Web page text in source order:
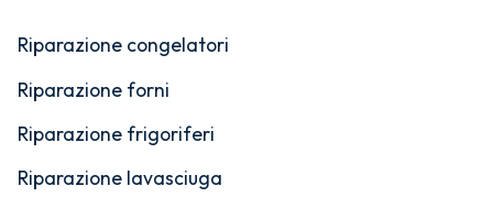
Riparazione congelatori
Riparazione forni
Riparazione frigoriferi
Riparazione lavasciuga